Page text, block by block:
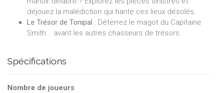
déjouez la malédiction qui hante ces lieux désolés.
Le Trésor de Tonipal : Déterrez le magot du Capitaine
Smith... avant les autres chasseurs de trésors.
Spécifications
Nombre de joueurs